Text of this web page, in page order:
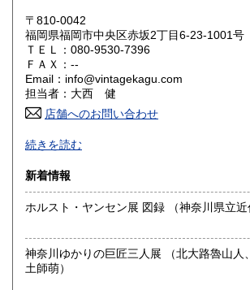
滋賀県
大阪府 660円
奈良県
鳥取県
山口県 660円 徳島県
高知県 福岡県
〒810-0042
福岡県福岡市中央区赤坂2丁目6-23-1001号
ＴＥＬ：080-9530-7396
ＦＡＸ：--
Email：info@vintagekagu.com
担当者：大西 健
店舗へのお問い合わせ
続きを読む
新着情報
ホルスト・ヤンセン展 図録
神奈川ゆかりの巨匠三人展 （北大路魯山人、濱田庄司、加藤
土師萌）